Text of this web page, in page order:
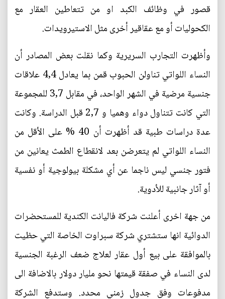
قصور في وظائف الكبد او من تتعاطين العقار مع
الكحوليات أو مع عقاقير أخرى مثل الاستيرويدات.
وأظهرت التجارب السريرية وكما نقلت بعض المصادر أن
النساء اللواتي تناولن الحبوب قمن بما يعادل 4,4 علاقات
جنسية مرضية في الشهر الواحد، في مقابل 3,7 للمجموعة
التي كانت تتناول دواء وهميا و 2,7 قبل الدراسة. وكانت
عدة دراسات طبية قد أظهرت أن 40 % على الأقل من
النساء اللواتي لم يتعرضن بعد لانقطاع الطمث يعانين من
فتور جنسي ليس ناجما عن أي مشكلة بيولوجية أو نفسية
أو آثار جانبية للأدوية.
من جهة اخرى أعلنت شركة فاليانت الكندية للمستحضرات
الدوائية انها ستشتري شركة سبراوت الخاصة التي حظيت
بالموافقة على بيع أول عقار لعلاج ضعف الرغبة الجنسية
لدى النساء في صفقة قيمتها نحو مليار دولار بالاضافة الى
مدفوعات وفق جدول زمني محدد. وستدفع الشركة